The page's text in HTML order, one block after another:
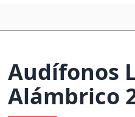
Audífonos
Alámbrico